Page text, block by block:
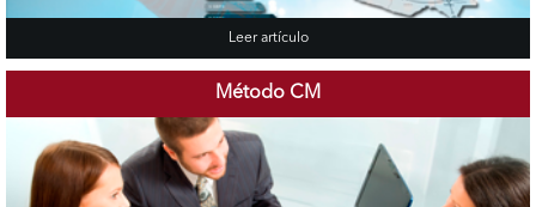
Leer artículo
Método CM